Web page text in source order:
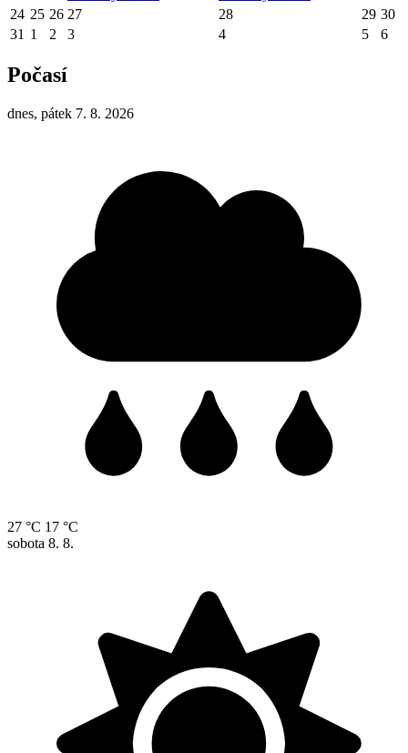
24 25 26 27 28 29 30
31 1 2 3 4 5 6
Počasí
dnes, pátek 7. 8. 2026
27 °C 17 °C
sobota 8. 8.